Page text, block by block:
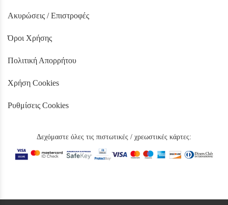
Ακυρώσεις / Επιστροφές
Όροι Χρήσης
Πολιτική Απορρήτου
Χρήση Cookies
Ρυθμίσεις Cookies
Δεχόμαστε όλες τις πιστωτικές / χρεωστικές κάρτες: